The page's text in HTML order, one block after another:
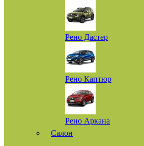
Рено Дастер
Рено Каптюр
Рено Аркана
Салон